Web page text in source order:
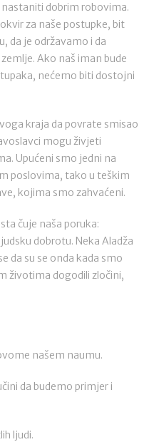
nastaniti dobrim robovima.
za naše postupke, bit
da je održavamo i da
Ako naš iman bude
nećemo biti dostojni
kraja da povrate smisao
mogu živjeti
Upućeni smo jedni na
poslovima, tako u teškim
kojima smo zahvaćeni.
čuje naša poruka:
dobrotu. Neka Aladža
da su se onda kada smo
životima dogodili zločini,
našem naumu.
da budemo primjer i
ljudi.